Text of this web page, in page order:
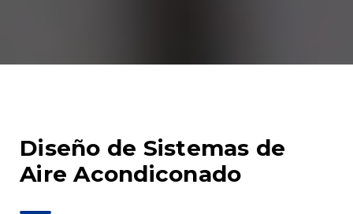
Diseño de Sistemas de
Aire Acondiconado